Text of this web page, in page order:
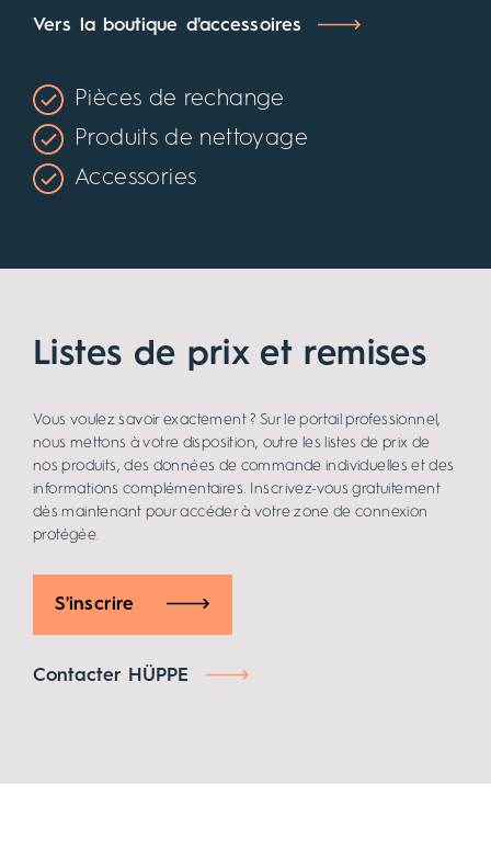
Vers la boutique d'accessoires
Pièces de rechange
Produits de nettoyage
Accessories
Listes de prix et remises
Vous voulez savoir exactement ? Sur le portail professionnel,
nous mettons à votre disposition, outre les listes de prix de
nos produits, des données de commande individuelles et des
informations complémentaires. Inscrivez-vous gratuitement
dès maintenant pour accéder à votre zone de connexion
protégée.
S'inscrire
Contacter HÜPPE